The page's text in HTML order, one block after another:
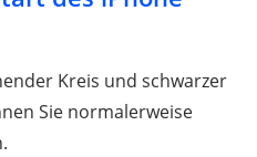
Kreis und schwarzer
Sie normalerweise